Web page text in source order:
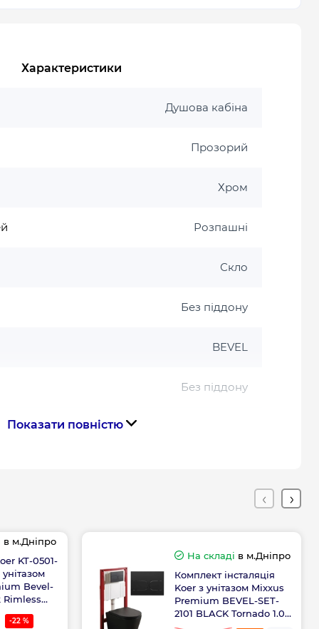
Характеристики
Душова кабіна
Прозорий
Хром
Розпашні
Скло
Без піддону
BEVEL
Без піддону
розміри, вага
Показати повністю
в м.Дніпро
KT-0501-
Bevel-
Rimless
-22 %
На складі в м.Дніпро
Комплект інсталяція
Koer з унітазом Mixxus
Premium BEVEL-SET-
2101 BLACK Tornado 1.0
кнопка чорна мат